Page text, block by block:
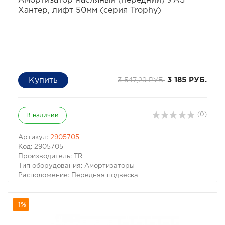
Хантер, лифт 50мм (серия Trophy)
3 547,29 РУБ. 3 185 РУБ.
В наличии (0)
Артикул: 2905705
Код: 2905705
Производитель: TR
Тип оборудования: Амортизаторы
Расположение: Передняя подвеска
Хантер (серия Trophy) цена указана за 1шт.
-1%